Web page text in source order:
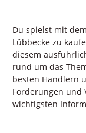
Du spielst mit
Lübbecke zu
diesem
rund um das
besten Händlern
Förderungen und
wichtigsten